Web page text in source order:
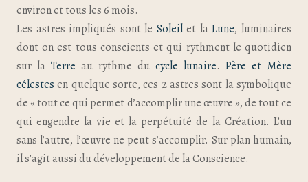
environ et tous les 6 mois.
Les astres impliqués sont le Soleilet laLune, luminaires
dont on est tous conscients et qui rythment le quotidien
sur la Terre au rythme du cycle lunaire. Père et Mère
célestes en quelque sorte, ces 2 astres sont la symbolique
de « tout ce qui permet d’accomplir une œuvre », de tout ce
qui engendre la vie et la perpétuité de la Création. L’un
sans l’autre, l’œuvre ne peut s’accomplir. Sur plan humain,
il s’agit aussi du développement de la Conscience.